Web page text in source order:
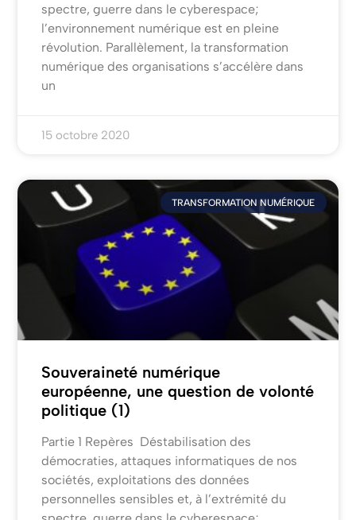
spectre, guerre dans le cyberespace;
l’environnement numérique est en pleine
révolution. Parallèlement, la transformation
numérique des organisations s’accélère dans
un
15 octobre 2020
TRANSFORMATION NUMÉRIQUE
Souveraineté numérique
européenne, une question de volonté
politique (1)
Partie 1 Repères Déstabilisation des
démocraties, attaques informatiques de nos
sociétés, exploitations des données
personnelles sensibles et, à l’extrémité du